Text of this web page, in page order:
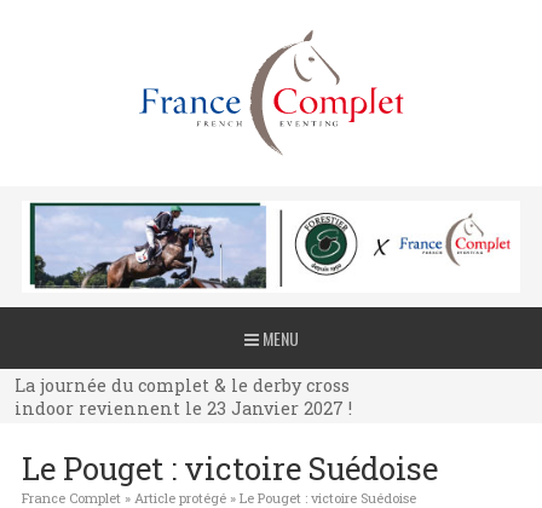
MENU
La journée du complet & le derby cross
indoor reviennent le 23 Janvier 2027 !
La journée du complet & le derby cross
indoor reviennent le 23 Janvier 2027 !
indoor reviennent le 23 Janvier 2027 !
Le Pouget : victoire Suédoise
France Complet» Article protégé» Le Pouget : victoire Suédoise